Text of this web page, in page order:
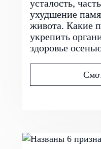
усталость,
ухудшение
живота. Какие
укрепить
здоровье